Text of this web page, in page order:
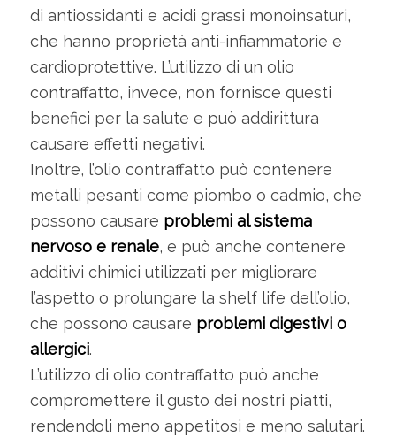
di antiossidanti e acidi grassi monoinsaturi,
che hanno proprietà anti-infiammatorie e
cardioprotettive. L’utilizzo di un olio
contraffatto, invece, non fornisce questi
benefici per la salute e può addirittura
causare effetti negativi.
Inoltre, l’olio contraffatto può contenere
metalli pesanti come piombo o cadmio, che
possono causare problemi al sistema
nervoso e renale, e può anche contenere
additivi chimici utilizzati per migliorare
l’aspetto o prolungare la shelf life dell’olio,
che possono causare problemi digestivi o
allergici.
L’utilizzo di olio contraffatto può anche
compromettere il gusto dei nostri piatti,
rendendoli meno appetitosi e meno salutari.